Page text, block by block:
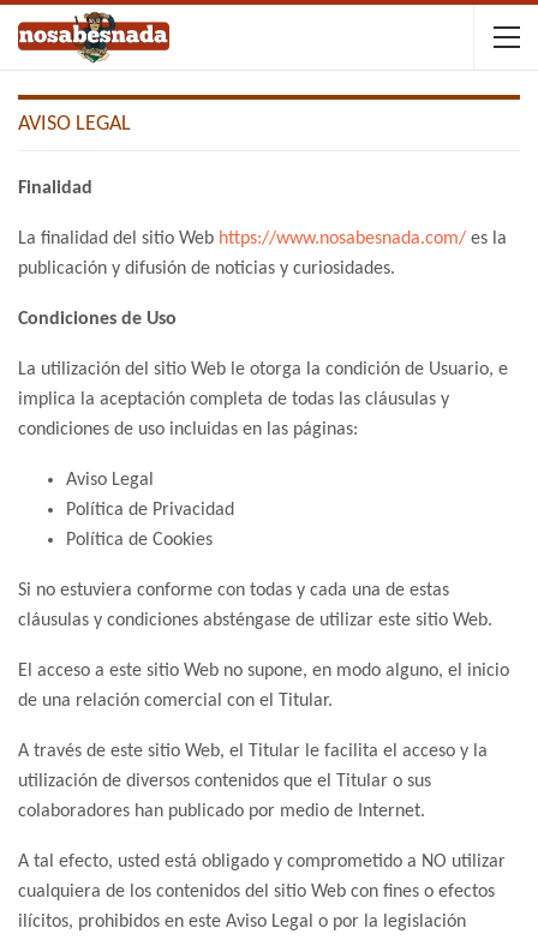
AVISO LEGAL
Finalidad
La finalidad del sitio Web https://www.nosabesnada.com/ es la
publicación y difusión de noticias y curiosidades.
Condiciones de Uso
La utilización del sitio Web le otorga la condición de Usuario, e
implica la aceptación completa de todas las cláusulas y
condiciones de uso incluidas en las páginas:
Aviso Legal
Política de Privacidad
Política de Cookies
Si no estuviera conforme con todas y cada una de estas
cláusulas y condiciones absténgase de utilizar este sitio Web.
El acceso a este sitio Web no supone, en modo alguno, el inicio
de una relación comercial con el Titular.
A través de este sitio Web, el Titular le facilita el acceso y la
utilización de diversos contenidos que el Titular o sus
colaboradores han publicado por medio de Internet.
A tal efecto, usted está obligado y comprometido a NO utilizar
cualquiera de los contenidos del sitio Web con fines o efectos
ilícitos, prohibidos en este Aviso Legal o por la legislación